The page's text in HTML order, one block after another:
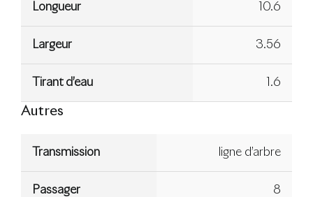
Longueur 10.6
Largeur 3.56
Tirant d’eau 1.6
Autres
Transmission ligne d’arbre
Passager 8